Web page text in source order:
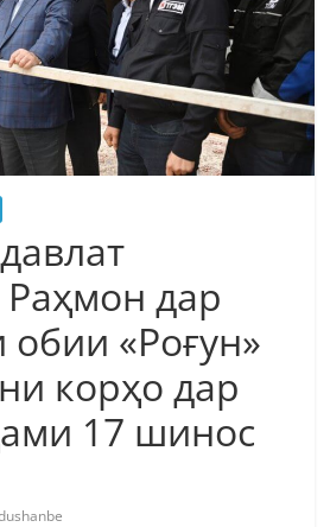
дар
обии «Роғун»
корҳо дар
17 шинос